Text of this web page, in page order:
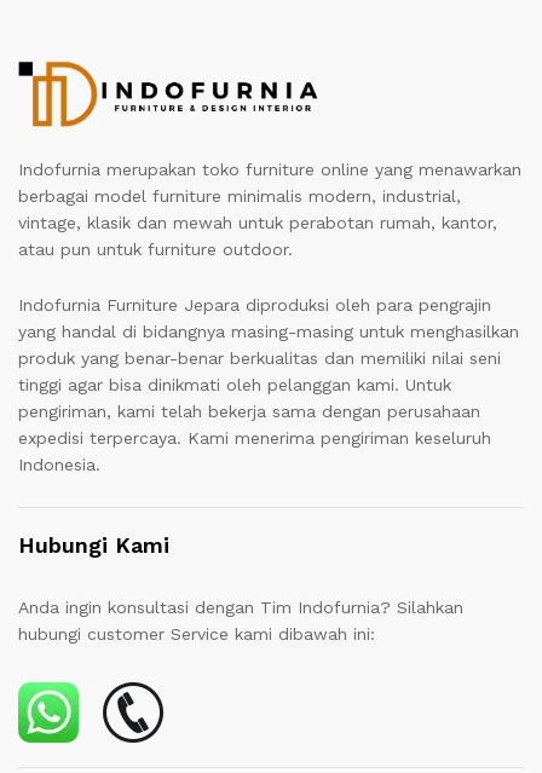
Indofurnia merupakan toko furniture online yang menawarkan
berbagai model furniture minimalis modern, industrial,
vintage, klasik dan mewah untuk perabotan rumah, kantor,
atau pun untuk furniture outdoor.
Indofurnia Furniture Jepara diproduksi oleh para pengrajin
yang handal di bidangnya masing-masing untuk menghasilkan
produk yang benar-benar berkualitas dan memiliki nilai seni
tinggi agar bisa dinikmati oleh pelanggan kami. Untuk
pengiriman, kami telah bekerja sama dengan perusahaan
expedisi terpercaya. Kami menerima pengiriman keseluruh
Indonesia.
Hubungi Kami
Anda ingin konsultasi dengan Tim Indofurnia? Silahkan
hubungi customer Service kami dibawah ini: